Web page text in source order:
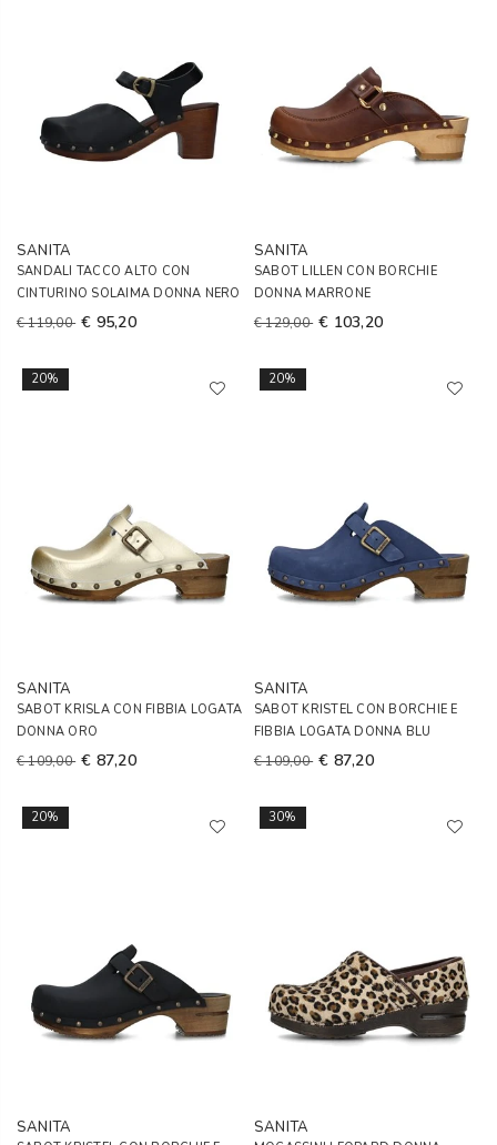
SANITA
SANDALI TACCO ALTO CON
CINTURINO SOLAIMA DONNA NERO
€ 119,00 € 95,20
SANITA
SABOT LILLEN CON BORCHIE
DONNA MARRONE
€ 129,00 € 103,20
20%
SANITA
SABOT KRISLA CON FIBBIA LOGATA
DONNA ORO
€ 109,00 € 87,20
20%
SANITA
SABOT KRISTEL CON BORCHIE E
FIBBIA LOGATA DONNA BLU
€ 109,00 € 87,20
20%
SANITA
30%
SANITA